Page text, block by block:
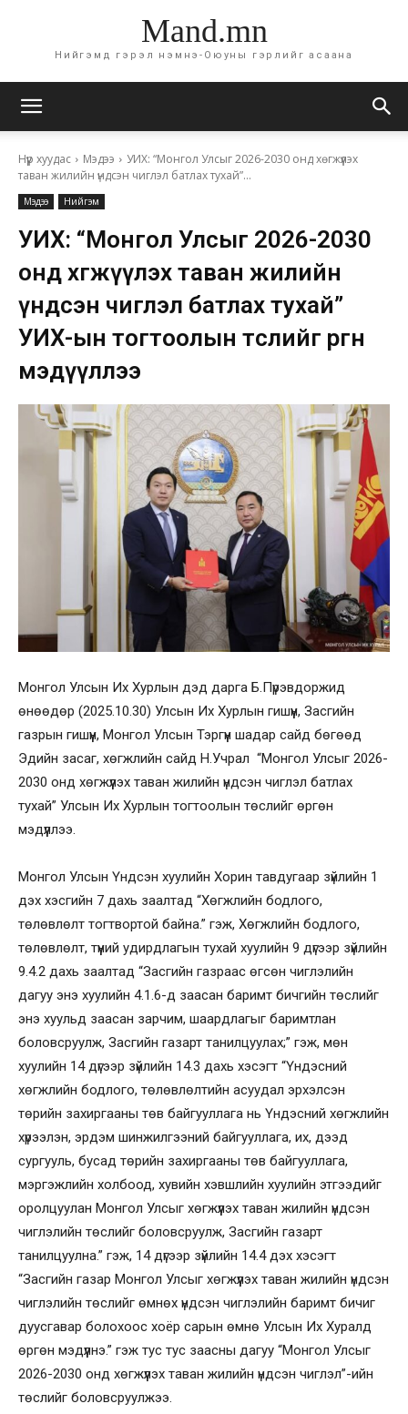
Mand.mn
Нийгэмд гэрэл нэмнэ-Оюуны гэрлийг асаана
Нүүр хуудас Мэдээ
УИХ: “Монгол Улсыг 2026-2030 онд хөгжүүлэх
таван жилийн үндсэн чиглэл батлах тухай”...
Мэдээ Нийгэм
УИХ: “Монгол Улсыг 2026-2030
онд хөгжүүлэх таван жилийн
үндсэн чиглэл батлах тухай”
УИХ-ын тогтоолын төслийг өргөн
мэдүүллээ
Монгол Улсын Их Хурлын дэд дарга Б.Пүрэвдоржид
өнөөдөр (2025.10.30) Улсын Их Хурлын гишүүн, Засгийн
газрын гишүүн, Монгол Улсын Тэргүүн шадар сайд бөгөөд
Эдийн засаг, хөгжлийн сайд Н.Учрал “Монгол Улсыг 2026-
2030 онд хөгжүүлэх таван жилийн үндсэн чиглэл батлах
тухай” Улсын Их Хурлын тогтоолын төслийг өргөн
мэдүүллээ.
Монгол Улсын Үндсэн хуулийн Хорин тавдугаар зүйлийн 1
дэх хэсгийн 7 дахь заалтад “Хөгжлийн бодлого,
төлөвлөлт тогтвортой байна.” гэж, Хөгжлийн бодлого,
төлөвлөлт, түүний удирдлагын тухай хуулийн 9 дүгээр зүйлийн
9.4.2 дахь заалтад “Засгийн газраас өгсөн чиглэлийн
дагуу энэ хуулийн 4.1.6-д заасан баримт бичгийн төслийг
энэ хуульд заасан зарчим, шаардлагыг баримтлан
боловсруулж, Засгийн газарт танилцуулах;” гэж, мөн
хуулийн 14 дүгээр зүйлийн 14.3 дахь хэсэгт “Үндэсний
хөгжлийн бодлого, төлөвлөлтийн асуудал эрхэлсэн
төрийн захиргааны төв байгууллага нь Үндэсний хөгжлийн
хүрээлэн, эрдэм шинжилгээний байгууллага, их, дээд
сургууль, бусад төрийн захиргааны төв байгууллага,
мэргэжлийн холбоод, хувийн хэвшлийн хуулийн этгээдийг
оролцуулан Монгол Улсыг хөгжүүлэх таван жилийн үндсэн
чиглэлийн төслийг боловсруулж, Засгийн газарт
танилцуулна.” гэж, 14 дүгээр зүйлийн 14.4 дэх хэсэгт
“Засгийн газар Монгол Улсыг хөгжүүлэх таван жилийн үндсэн
чиглэлийн төслийг өмнөх үндсэн чиглэлийн баримт бичиг
дуусгавар болохоос хоёр сарын өмнө Улсын Их Хуралд
өргөн мэдүүлнэ.” гэж тус тус заасны дагуу “Монгол Улсыг
2026-2030 онд хөгжүүлэх таван жилийн үндсэн чиглэл”-ийн
төслийг боловсруулжээ.